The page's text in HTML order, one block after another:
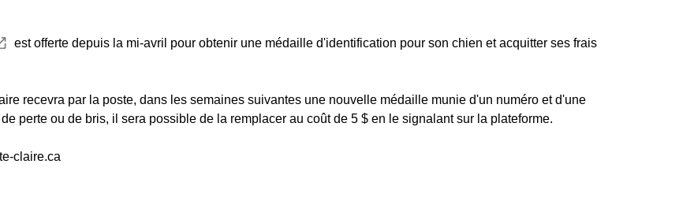
est offerte depuis la mi-avril pour obtenir une médaille d'identification pour son chien et acquitter ses frais
recevra par la poste, dans les semaines suivantes une nouvelle médaille munie d'un numéro et d'une
perte ou de bris, il sera possible de la remplacer au coût de 5 $ en le signalant sur la plateforme.
claire.ca